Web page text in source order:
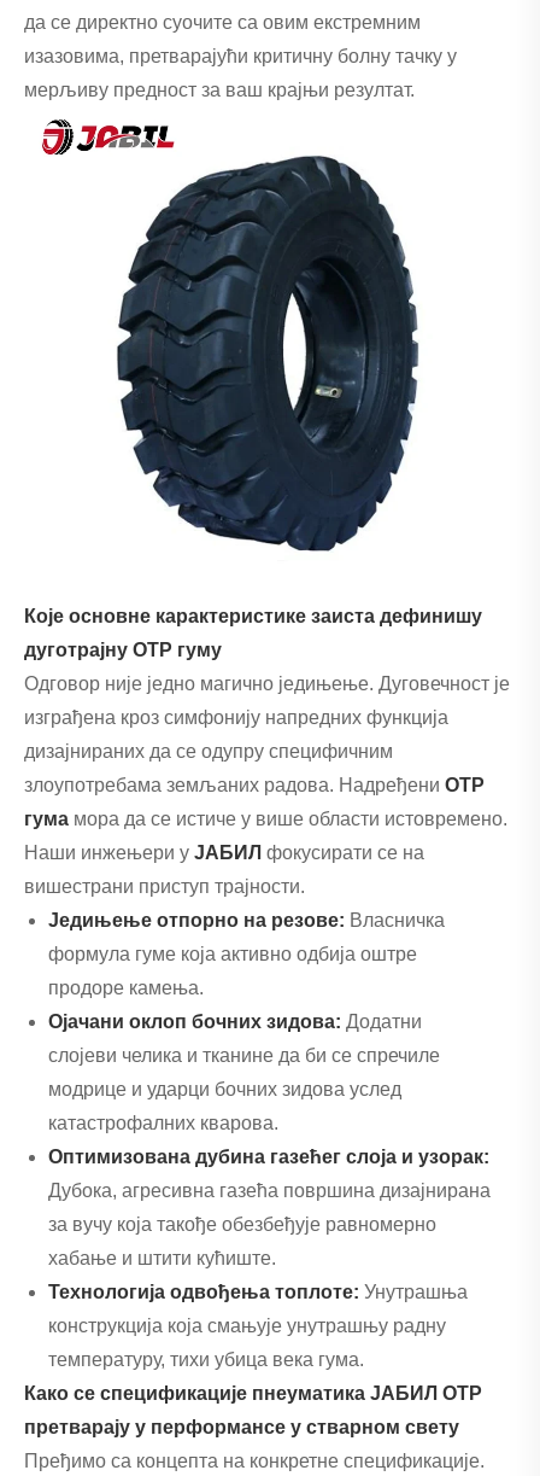
да се директно суочите са овим екстремним
изазовима, претварајући критичну болну тачку у
мерљиву предност за ваш крајњи резултат.
Које основне карактеристике заиста дефинишу
дуготрајну ОТР гуму
Одговор није једно магично једињење. Дуговечност је
изграђена кроз симфонију напредних функција
дизајнираних да се одупру специфичним
злоупотребама земљаних радова. Надређени ОТР
гума мора да се истиче у више области истовремено.
Наши инжењери у ЈАБИЛ фокусирати се на
вишестрани приступ трајности.
Једињење отпорно на резове: Власничка
формула гуме која активно одбија оштре
продоре камења.
Ојачани оклоп бочних зидова: Додатни
слојеви челика и тканине да би се спречиле
модрице и ударци бочних зидова услед
катастрофалних кварова.
Оптимизована дубина газећег слоја и узорак:
Дубока, агресивна газећа површина дизајнирана
за вучу која такође обезбеђује равномерно
хабање и штити кућиште.
Технологија одвођења топлоте: Унутрашња
конструкција која смањује унутрашњу радну
температуру, тихи убица века гума.
Како се спецификације пнеуматика ЈАБИЛ ОТР
претварају у перформансе у стварном свету
Пређимо са концепта на конкретне спецификације.